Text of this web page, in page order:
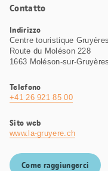
Contatto
Indirizzo
Centre touristique
Route du Moléson 228
1663 Moléson-sur-Gruyères
Telefono
+41 26 921 85 00
Sito web
www.la-gruyere.ch
Come raggiungerci